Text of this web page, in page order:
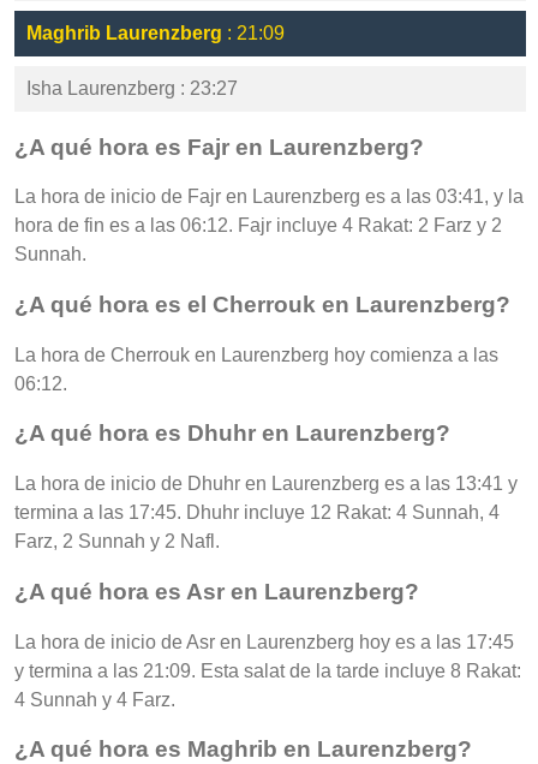
Maghrib Laurenzberg : 21:09
Isha Laurenzberg : 23:27
¿A qué hora es Fajr en Laurenzberg?
La hora de inicio de Fajr en Laurenzberg es a las 03:41, y la
hora de fin es a las 06:12. Fajr incluye 4 Rakat: 2 Farz y 2
Sunnah.
¿A qué hora es el Cherrouk en Laurenzberg?
La hora de Cherrouk en Laurenzberg hoy comienza a las
06:12.
¿A qué hora es Dhuhr en Laurenzberg?
La hora de inicio de Dhuhr en Laurenzberg es a las 13:41 y
termina a las 17:45. Dhuhr incluye 12 Rakat: 4 Sunnah, 4
Farz, 2 Sunnah y 2 Nafl.
¿A qué hora es Asr en Laurenzberg?
La hora de inicio de Asr en Laurenzberg hoy es a las 17:45
y termina a las 21:09. Esta salat de la tarde incluye 8 Rakat:
4 Sunnah y 4 Farz.
¿A qué hora es Maghrib en Laurenzberg?